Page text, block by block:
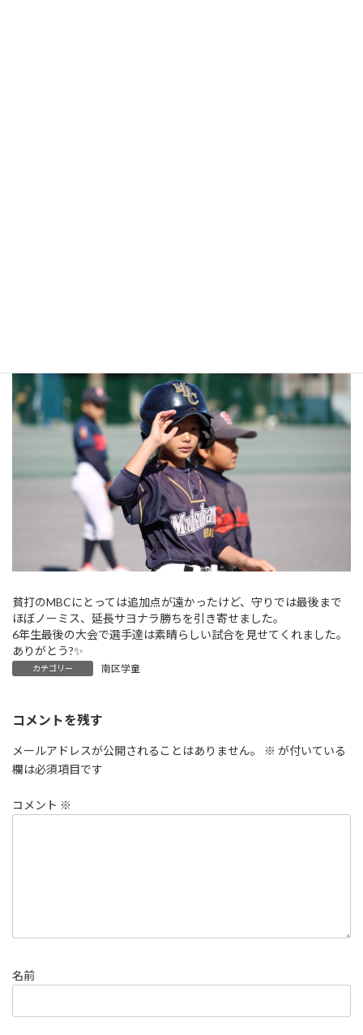
貧打のMBCにとっては追加点が遠かったけど、守りでは最後まで
ほぼノーミス、延長サヨナラ勝ちを引き寄せました。
6年生最後の大会で選手達は素晴らしい試合を見せてくれました。
ありがとう?✨
カテゴリー 南区学童
コメントを残す
メールアドレスが公開されることはありません。 ※ が付いている
欄は必須項目です
コメント ※
名前